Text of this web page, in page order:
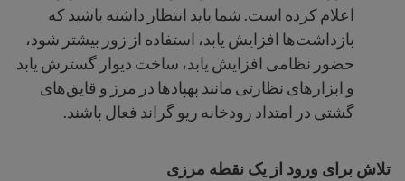
اعلام کرده است. شما باید انتظار داشته باشید که
بازداشت‌ها افزایش یابد، استفاده از زور بیشتر شود،
حضور نظامی افزایش یابد، ساخت دیوار گسترش یابد
و ابزارهای نظارتی مانند پهپادها در مرز و قایق‌های
گشتی در امتداد رودخانه ریو گراند فعال باشند.
تلاش برای ورود از یک نقطه مرزی